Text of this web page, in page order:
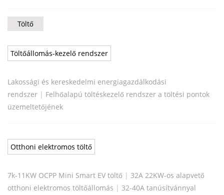
Töltő
Töltőállomás-kezelő rendszer
Lakossági és kereskedelmi energiagazdálkodási
rendszer | Felhőalapú töltéskezelő rendszer a töltési pontok
üzemeltetőjének
Otthoni elektromos töltő
7k-11KW OCPP Mini Smart EV töltő | 32A 22KW-os alapvető
otthoni elektromos töltőállomás | 32-40A tanúsítvánnyal